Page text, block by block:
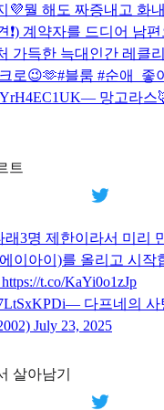
💜뭘 해도 짜증내고 화
❗️) 계약자를 드디어 남
가득한 늑대인간 레클
로😉🫶#블룸 #순애_좋
망고라스
트
래3명 제한이라서 미리
이아이)를 올리고 시작
t.co/KaYi0o1zJp
다프네의 사
July 23, 2025
살아남기